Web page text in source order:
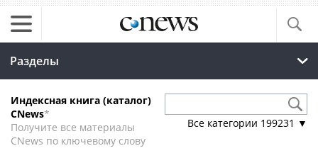
Разделы
Индексная книга (каталог)
CNews*
Получите все материалы
CNews по ключевому слову
Все категории 199231 ▼